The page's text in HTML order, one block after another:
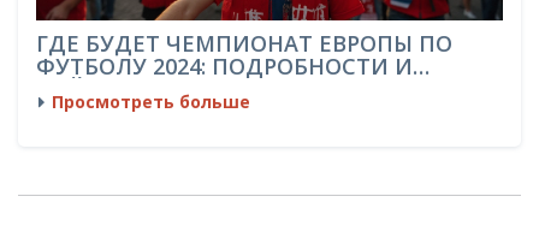
ГДЕ БУДЕТ ЧЕМПИОНАТ ЕВРОПЫ ПО
ФУТБОЛУ 2024: ПОДРОБНОСТИ И
ЛАЙФХАКИ
Просмотреть больше